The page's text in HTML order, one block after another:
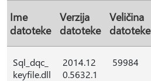
Ime
datoteke
Verzija
datoteke
Veličina
datoteke
Sql_dqc_
keyfile.dll
2014.12
0.5632.1
59984